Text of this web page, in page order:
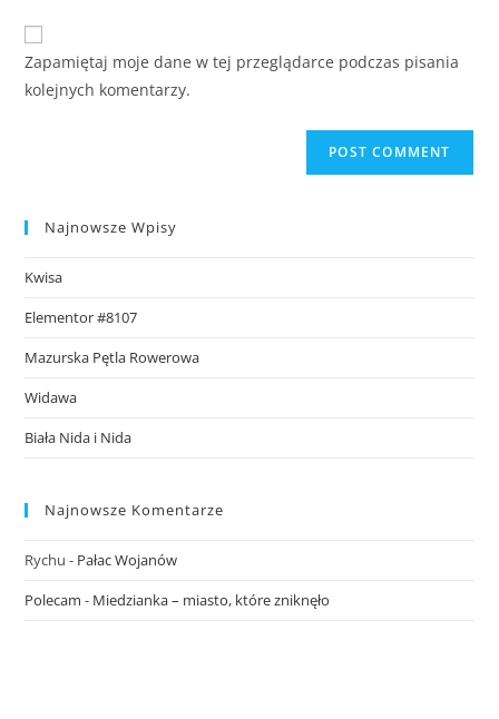
Zapamiętaj moje dane w tej przeglądarce podczas pisania
kolejnych komentarzy.
Najnowsze Wpisy
Kwisa
Elementor #8107
Mazurska Pętla Rowerowa
Widawa
Biała Nida i Nida
Najnowsze Komentarze
Rychu - Pałac Wojanów
Polecam - Miedzianka – miasto, które zniknęło